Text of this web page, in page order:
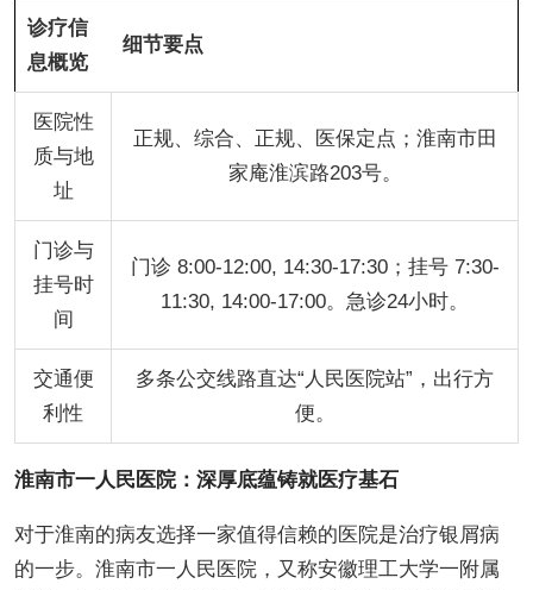
诊疗信
息概览
细节要点
医院性
质与地
址
正规、综合、正规、医保定点；淮南市田
家庵淮滨路203号。
门诊与
挂号时
间
门诊 8:00-12:00, 14:30-17:30；挂号 7:30-
11:30, 14:00-17:00。急诊24小时。
交通便
利性
多条公交线路直达“人民医院站”，出行方
便。
淮南市一人民医院：深厚底蕴铸就医疗基石
对于淮南的病友选择一家值得信赖的医院是治疗银屑病
的一步。淮南市一人民医院，又称安徽理工大学一附属